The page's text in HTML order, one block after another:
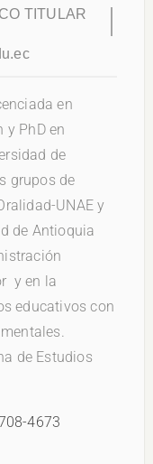
TITULAR
en
y PhD en
de
grupos de
UNAE y
de Antioquia
y en la
educativos con
de Estudios
4673